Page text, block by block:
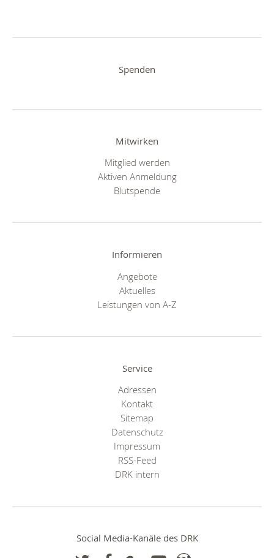
Spenden
Mitwirken
Mitglied werden
Aktiven Anmeldung
Blutspende
Informieren
Angebote
Aktuelles
Leistungen von A-Z
Service
Adressen
Kontakt
Sitemap
Datenschutz
Impressum
RSS-Feed
DRK intern
Social Media-Kanäle des DRK